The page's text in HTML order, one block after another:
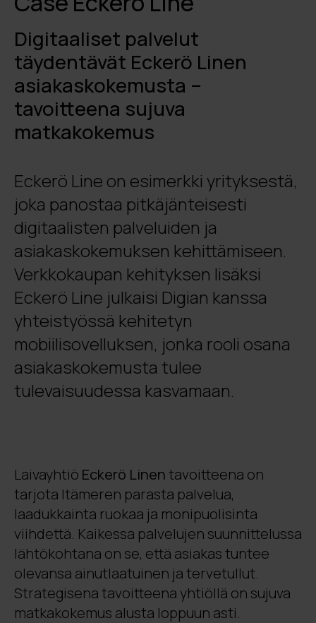
Digitaaliset palvelut
täydentävät Eckerö Linen
asiakaskokemusta –
tavoitteena sujuva
matkakokemus
Eckerö Line on esimerkki yrityksestä,
joka panostaa pitkäjänteisesti
digitaalisten palveluiden ja
asiakaskokemuksen kehittämiseen.
Verkkokaupan kehityksen lisäksi
Eckerö Line julkaisi Digian kanssa
yhteistyössä kehitetyn
mobiilisovelluksen, jonka rooli osana
asiakaskokemusta tulee
tulevaisuudessa kasvamaan.
Laivayhtiö Eckerö Linentavoitteena on
tarjota Itämeren parasta palvelua,
laadukkainta ruokaa ja monipuolisinta
viihdettä. Kaikessa palvelujen suunnittelussa
lähtökohtana on se, että asiakas tuntee
olevansa ainutlaatuinen ja tervetullut.
Strategisena tavoitteena yhtiöllä on sujuva
matkakokemus alusta loppuun asti.